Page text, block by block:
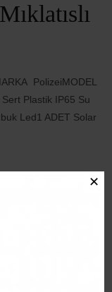
PolizeiMODEL
Sert Plastik IP65 Su
Led1 ADET Solar
✕